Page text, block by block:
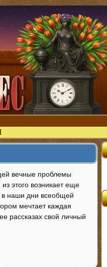
вечные проблемы
этого возникает еще
в наши дни всеобщей
мечтает каждая
рассказах свой личный